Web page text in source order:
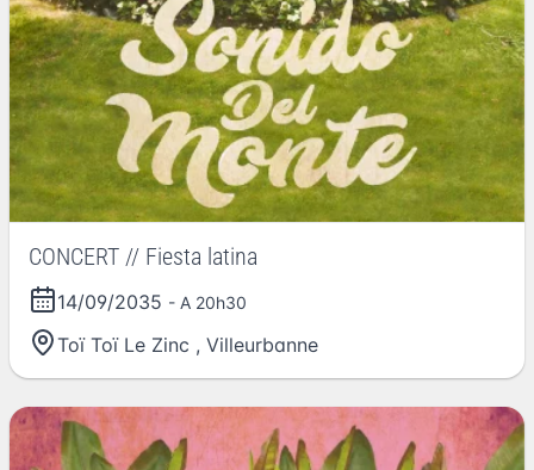
CONCERT // Fiesta latina
14/09/2035 - A 20h30
Toï Toï Le Zinc , Villeurbanne